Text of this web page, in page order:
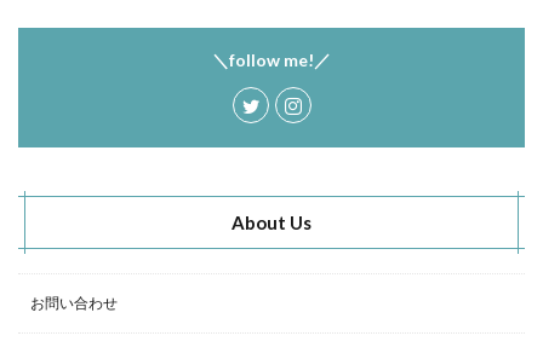
＼follow me!／
About Us
お問い合わせ